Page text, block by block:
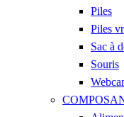
Piles
Piles
Sac à
Souris